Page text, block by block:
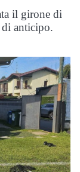
il girone di
di anticipo.